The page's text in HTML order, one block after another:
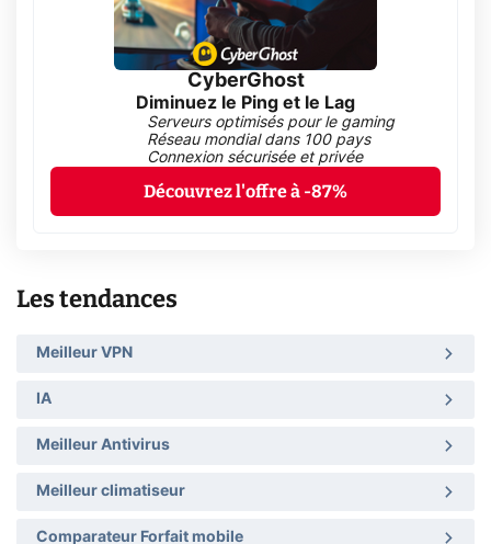
CyberGhost
Diminuez le Ping et le Lag
Serveurs optimisés pour le gaming
Réseau mondial dans 100 pays
Connexion sécurisée et privée
Découvrez l'offre à -87%
Les tendances
Meilleur VPN
IA
Meilleur Antivirus
Meilleur climatiseur
Comparateur Forfait mobile